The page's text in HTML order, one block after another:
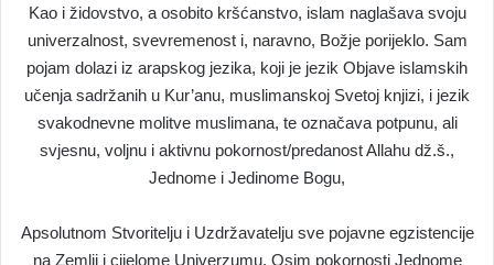
Kao i židovstvo, a osobito kršćanstvo, islam naglašava svoju
univerzalnost, svevremenost i, naravno, Božje porijeklo. Sam
pojam dolazi iz arapskog jezika, koji je jezik Objave islamskih
učenja sadržanih u Kur’anu, muslimanskoj Svetoj knjizi, i jezik
svakodnevne molitve muslimana, te označava potpunu, ali
svjesnu, voljnu i aktivnu pokornost/predanost Allahu dž.š.,
Jednome i Jedinome Bogu,
Apsolutnom Stvoritelju i Uzdržavatelju sve pojavne egzistencije
na Zemlji i cijelome Univerzumu. Osim pokornosti Jednome